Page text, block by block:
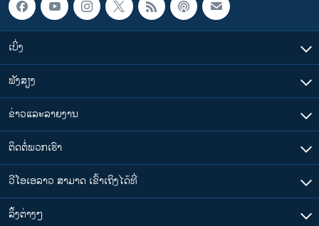
ເບິ່ງ
ຟັງສຽງ
ຂ່າວແລະລາຍງານ
ຕິດຕໍ່ພວກເຮົາ
ວີໂອເອລາວ ສາມາດ ເຂົ້າເຖິງໄດ້ທີ່
​ລິ້ງ​ຕ່າງໆ